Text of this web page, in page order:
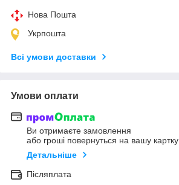
Нова Пошта
Укрпошта
Всі умови доставки
Умови оплати
Ви отримаєте замовлення
або гроші повернуться на вашу картку
Детальніше
Післяплата